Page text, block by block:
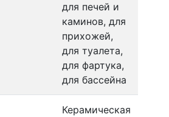
для печей и
каминов, для
прихожей,
для туалета,
для фартука,
для бассейна
Керамическая